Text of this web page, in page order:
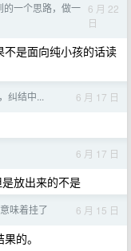
的一个思路，做一 6 月 22
日
是面向纯小孩的话读
纠结中... 6 月 17 日
6 月 17 日
放出来的不是
味着挂了 6 月 15 日
的。